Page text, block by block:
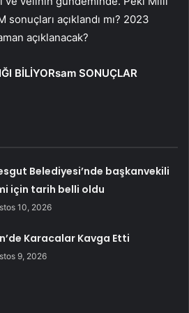
sonuçları açıklandı mı? 2023
açıklanacak?
BİLİYORsam SONUÇLAR
Belediyesi’nde başkanvekili
için tarih belli oldu
10, 2026
Karacalar Kavga Etti
9, 2026